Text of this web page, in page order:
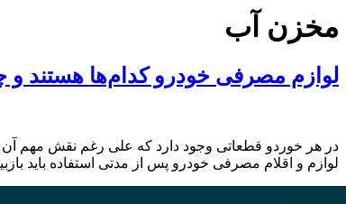
مخزن آب
لوازم مصرفی خودرو کدام‌ها هستند و
‬در هر خوردو قطعاتی وجود دارد که علی رغم نقش مهم آن
لوازم و اقلام مصرفی خودرو پس از مدتی استفاده باید